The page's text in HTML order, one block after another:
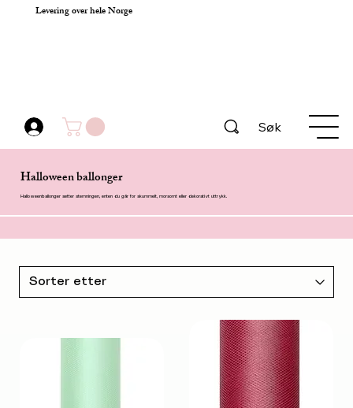
Levering over hele Norge
Søk
Halloween ballonger
Halloweenballonger setter stemningen, enten du går for skummelt, morsomt eller dekorativt uttrykk.